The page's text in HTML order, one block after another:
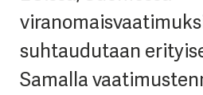
suhtaudutaan
Samalla